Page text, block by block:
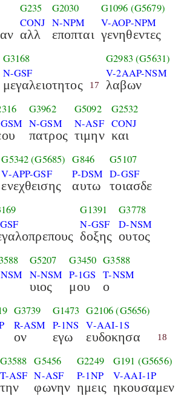
G235
CONJ
αλλ
G2030
N-NPM
εποπται
G1096 (G5679)
V-AOP-NPM
γενηθεντες
G3168
N-GSF
μεγαλειοτητος 17
G2983 (G5631)
V-2AAP-NSM
λαβων
G3962
N-GSM
πατρος
G5092
N-ASF
τιμην
G2532
CONJ
και
G5342(G5685)
V-APP-GSF
ενεχθεισης
G846
P-DSM
αυτω
G5107
D-GSF
τοιασδε
G1391
N-GSF
δοξης
G3778
D-NSM
ουτος
G5207
N-NSM
υιος
G3450
P-1GS
μου
G3588
T-NSM
ο
G3739
R-ASM
ον
G1473
P-1NS
εγω
G2106 (G5656)
V-AAI-1S
ευδοκησα 18
G3588
T-ASF
την
G5456
N-ASF
φωνην
G2249
P-1NP
ημεις
G191 (G5656)
V-AAI-1P
ηκουσαμεν